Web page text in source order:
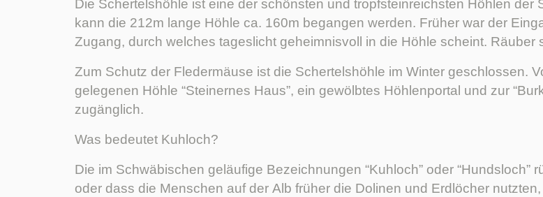
Die Schertelshöhle ist eine der schönsten und tropfsteinreichsten Höhlen
kann die 212m lange Höhle ca. 160m begangen werden. Früher war der
Zugang, durch welches tageslicht geheimnisvoll in die Höhle scheint.
Zum Schutz der Fledermäuse ist die Schertelshöhle im Winter geschlossen.
gelegenen Höhle “Steinernes Haus”, ein gewölbtes Höhlenportal und zur
zugänglich.
Was bedeutet Kuhloch?
Die im Schwäbischen geläufige Bezeichnungen “Kuhloch” oder “Hundsloch”
oder dass die Menschen auf der Alb früher die Dolinen und Erdlöcher